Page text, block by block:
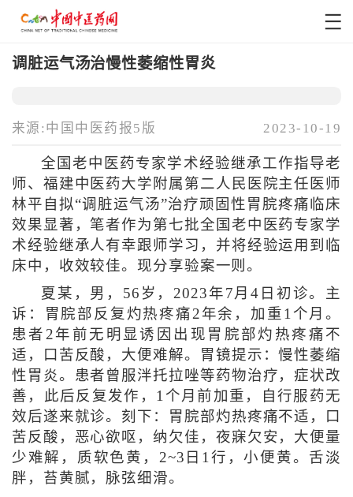
调脏运气汤治慢性萎缩性胃炎
来源:中国中医药报5版 2023-10-19
全国老中医药专家学术经验继承工作指导老
师、福建中医药大学附属第二人民医院主任医师
林平自拟“调脏运气汤”治疗顽固性胃脘疼痛临床
效果显著，笔者作为第七批全国老中医药专家学
术经验继承人有幸跟师学习，并将经验运用到临
床中，收效较佳。现分享验案一则。
夏某，男，56岁，2023年7月4日初诊。主
诉：胃脘部反复灼热疼痛2年余，加重1个月。
患者2年前无明显诱因出现胃脘部灼热疼痛不
适，口苦反酸，大便难解。胃镜提示：慢性萎缩
性胃炎。患者曾服泮托拉唑等药物治疗，症状改
善，此后反复发作，1个月前加重，自行服药无
效后遂来就诊。刻下：胃脘部灼热疼痛不适，口
苦反酸，恶心欲呕，纳欠佳，夜寐欠安，大便量
少难解，质软色黄，2~3日1行，小便黄。舌淡
胖，苔黄腻，脉弦细滑。